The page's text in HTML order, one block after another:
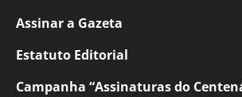
Assinar a Gazeta
Estatuto Editorial
Campanha “Assinaturas do